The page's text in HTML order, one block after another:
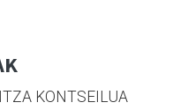
KONTSEILUA